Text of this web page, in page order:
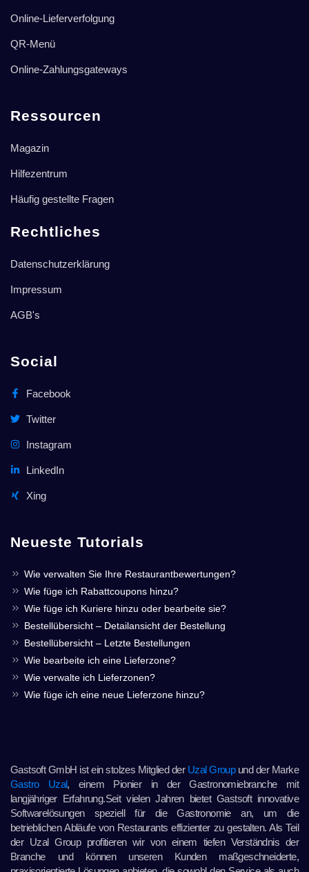
Online-Lieferverfolgung
QR-Menü
Online-Zahlungsgateways
Ressourcen
Magazin
Hilfezentrum
Häufig gestellte Fragen
Rechtliches
Datenschutzerklärung
Impressum
AGB's
Social
Facebook
Twitter
Instagram
LinkedIn
Xing
Neueste Tutorials
Wie verwalten Sie Ihre Restaurantbewertungen?
Wie füge ich Rabattcoupons hinzu?
Wie füge ich Kuriere hinzu oder bearbeite sie?
Bestellübersicht – Detailansicht der Bestellung
Bestellübersicht – Letzte Bestellungen
Wie bearbeite ich eine Lieferzone?
Wie verwalte ich Lieferzonen?
Wie füge ich eine neue Lieferzone hinzu?
Gastsoft GmbH ist ein stolzes Mitglied der Uzal Groupund der Marke
Gastro Uzal, einem Pionier in der Gastronomiebranche mit
langjähriger Erfahrung.Seit vielen Jahren bietet Gastsoft innovative
Softwarelösungen speziell für die Gastronomie an, um die
betrieblichen Abläufe von Restaurants effizienter zu gestalten. Als Teil
der Uzal Group profitieren wir von einem tiefen Verständnis der
Branche und können unseren Kunden maßgeschneiderte,